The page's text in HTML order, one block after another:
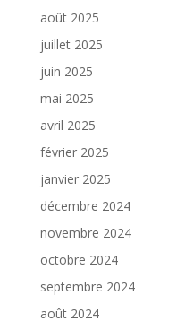
août 2025
juillet 2025
juin 2025
mai 2025
avril 2025
février 2025
janvier 2025
décembre 2024
novembre 2024
octobre 2024
septembre 2024
août 2024